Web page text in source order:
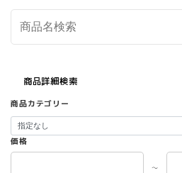
商品詳細検索
商品カテゴリー
価格
～